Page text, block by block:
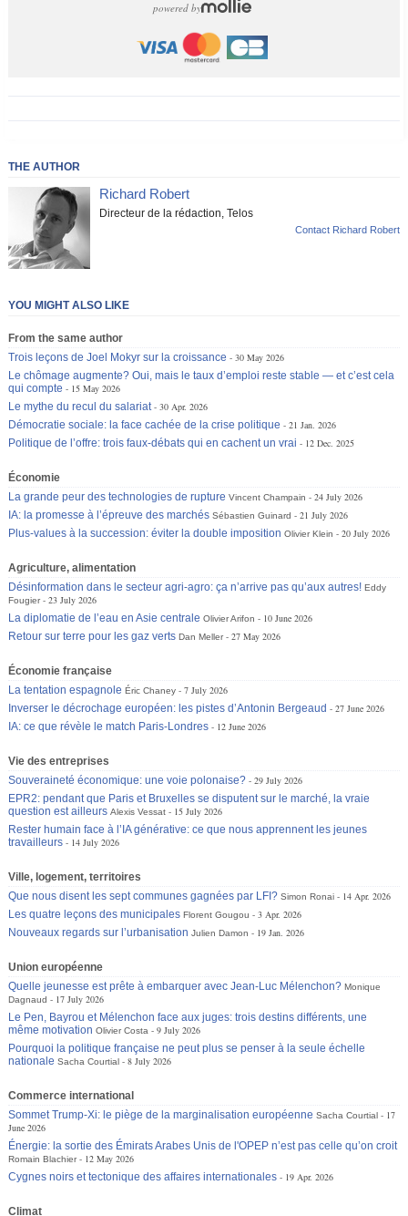
powered by
THE AUTHOR
Richard Robert
Directeur de la rédaction, Telos
Contact Richard Robert
YOU MIGHT ALSO LIKE
From the same author
Trois leçons de Joel Mokyr sur la croissance
30 May 2026
Le chômage augmente? Oui, mais le taux d’emploi reste stable — et c’est cela
qui compte
15 May 2026
Le mythe du recul du salariat
30 Apr. 2026
Démocratie sociale: la face cachée de la crise politique
21 Jan. 2026
Politique de l’offre: trois faux-débats qui en cachent un vrai
12 Dec. 2025
Économie
La grande peur des technologies de rupture Vincent Champain
24 July 2026
IA: la promesse à l’épreuve des marchés Sébastien Guinard
21 July 2026
Plus-values à la succession: éviter la double imposition Olivier Klein 20 July 2026
Agriculture, alimentation
Désinformation dans le secteur agri-agro: ça n’arrive pas qu’aux autres! Eddy
Fougier
23 July 2026
La diplomatie de l’eau en Asie centrale Olivier Arifon
10 June 2026
Retour sur terre pour les gaz verts Dan Meller 27 May 2026
Économie française
La tentation espagnole Éric Chaney
7 July 2026
Inverser le décrochage européen: les pistes d’Antonin Bergeaud
27 June 2026
IA: ce que révèle le match Paris-Londres
12 June 2026
Vie des entreprises
Souveraineté économique: une voie polonaise?
29 July 2026
EPR2: pendant que Paris et Bruxelles se disputent sur le marché, la vraie
question est ailleurs Alexis Vessat
15 July 2026
Rester humain face à l’IA générative: ce que nous apprennent les jeunes
travailleurs
14 July 2026
Ville, logement, territoires
Que nous disent les sept communes gagnées par LFI? Simon Ronai
14 Apr. 2026
Les quatre leçons des municipales Florent Gougou
3 Apr. 2026
Nouveaux regards sur l’urbanisation Julien Damon 19 Jan. 2026
Union européenne
Quelle jeunesse est prête à embarquer avec Jean-Luc Mélenchon? Monique
Dagnaud
17 July 2026
Le Pen, Bayrou et Mélenchon face aux juges: trois destins différents, une
même motivation Olivier Costa
9 July 2026
Pourquoi la politique française ne peut plus se penser à la seule échelle
nationale Sacha Courtial 8 July 2026
Commerce international
Sommet Trump-Xi: le piège de la marginalisation européenne Sacha Courtial
17
June 2026
Énergie: la sortie des Émirats Arabes Unis de l'OPEP n’est pas celle qu’on croit
Romain Blachier
12 May 2026
Cygnes noirs et tectonique des affaires internationales
19 Apr. 2026
Climat